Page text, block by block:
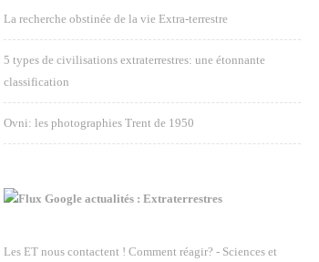
La recherche obstinée de la vie Extra-terrestre
5 types de civilisations extraterrestres: une étonnante
classification
Ovni: les photographies Trent de 1950
Google actualités : Extraterrestres
Les ET nous contactent ! Comment réagir? - Sciences et